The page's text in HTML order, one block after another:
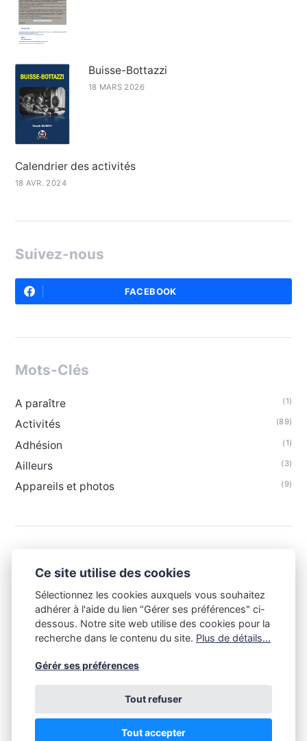
Buisse-Bottazzi
18 MARS 2026
Calendrier des activités
18 AVR. 2024
Suivez-nous
FACEBOOK
Mots-Clés
A paraître (1)
Activités (89)
Adhésion (1)
Ailleurs (3)
Appareils et photos (9)
Tout le contenu de ce site est la propriété du Club Niépce-
Lumière et est soumis aux règles du droit d'auteur. Toute copie
sans l'accord du Club Niépce-Lumière, quelle qu'en soit la
Ce site utilise des cookies
Sélectionnez les cookies auxquels vous souhaitez
adhérer à l'aide du lien "Gérer ses préférences" ci-
dessous. Notre site web utilise des cookies pour la
recherche dans le contenu du site. Plus de détails...
Gérér ses préférences
Tout refuser
Tout accepter